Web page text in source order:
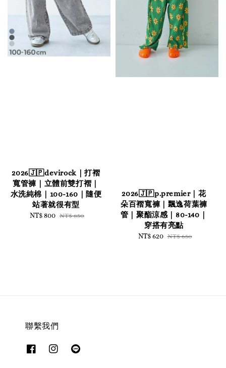
2026🇯🇵devirock｜打褶
寬管褲｜立體前雙打褶｜
水洗純棉｜100-160｜隨便
站著就很有型
Sale
NT$ 800 Regular
NT$ 850
2026🇯🇵p.premier｜花
朵百褶寬褲｜飄逸荷葉褲
管｜聚酯涼感｜80-140｜
穿搭有亮點
Sale
NT$ 620 Regular
NT$ 650
聯繫我們